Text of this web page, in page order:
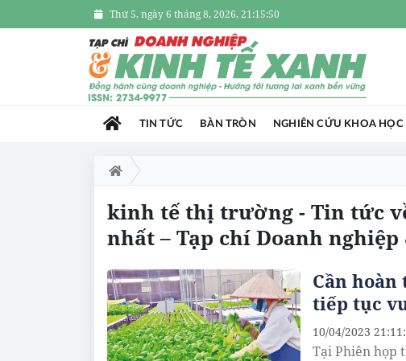
Thứ 5, ngày 6 tháng 8, 2026, 21:15:50
TIN TỨC BÀN TRÒN NGHIÊN CỨU KHOA HỌC
kinh tế thị trường - Tin tức
nhất – Tạp chí Doanh
Cần
tiếp tục
Tại Phiên họp
10/04/2023